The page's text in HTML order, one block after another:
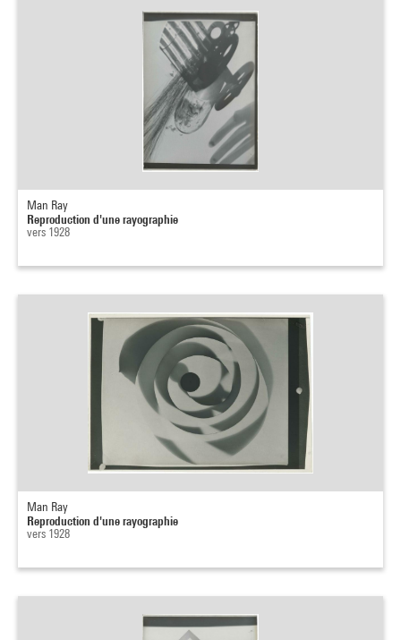
Man Ray
Reproduction d'une rayographie
vers 1928
Man Ray
Reproduction d'une rayographie
vers 1928